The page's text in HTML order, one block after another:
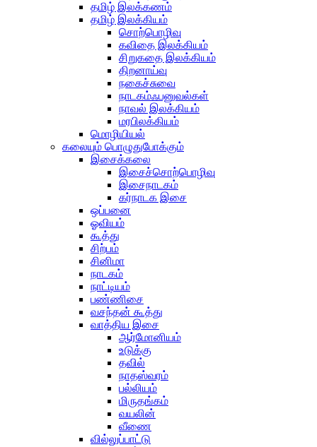
தமிழ் இலக்கணம்
தமிழ் இலக்கியம்
சொற்பொழிவு
கவிதை இலக்கியம்
சிறுகதை இலக்கியம்
திறனாய்வு
நகைச்சுவை
நாடகம்ஃபனுவல்கள்
நாவல் இலக்கியம்
மரபிலக்கியம்
மொழியியல்
கலையும் பொழுதுபோக்கும்
இசைக்கலை
இசைச்சொற்பொழிவு
இசைநாடகம்
கர்நாடக இசை
ஒப்பனை
ஓவியம்
கூத்து
சிற்பம்
சினிமா
நாடகம்
நாட்டியம்
பண்ணிசை
வசந்தன் கூத்து
வாத்திய இசை
ஆர்மோனியம்
உடுக்கு
தவில்
நாதஸ்வரம்
பல்லியம்
மிருதங்கம்
வயலின்
வீணை
வில்லுப்பாட்டு